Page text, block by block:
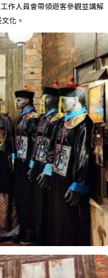
作人員會帶領遊客參觀並講解
化。